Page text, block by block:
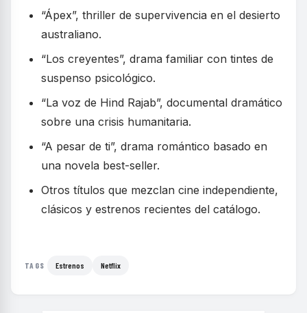
“Ápex”, thriller de supervivencia en el desierto
australiano.
“Los creyentes”, drama familiar con tintes de
suspenso psicológico.
“La voz de Hind Rajab”, documental dramático
sobre una crisis humanitaria.
“A pesar de ti”, drama romántico basado en
una novela best-seller.
Otros títulos que mezclan cine independiente,
clásicos y estrenos recientes del catálogo.
TAGS Estrenos Netflix